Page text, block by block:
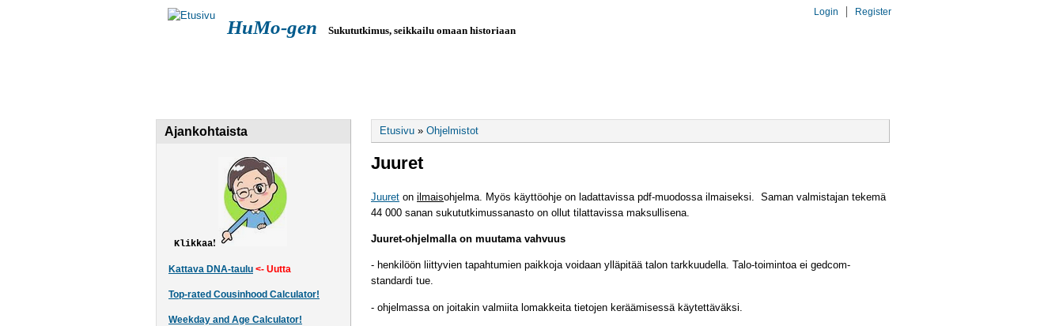
HuMo-gen Sukututkimus, seikkailu omaan historiaan
Login Register
Ajankohtaista
Klikkaa!
Kattava DNA-taulu <- Uutta
Top-rated Cousinhood Calculator!
Weekday and Age Calculator!
Olet täällä
Etusivu » Ohjelmistot
Juuret
Juuret on ilmaisohjelma. Myös käyttöohje on ladattavissa pdf-muodossa ilmaiseksi. Saman valmistajan tekemä
44 000 sanan sukututkimussanasto on ollut tilattavissa maksullisena.
Juuret-ohjelmalla on muutama vahvuus
- henkilöön liittyvien tapahtumien paikkoja voidaan ylläpitää talon tarkkuudella. Talo-toimintoa ei gedcom-
standardi tue.
- ohjelmassa on joitakin valmiita lomakkeita tietojen keräämisessä käytettäväksi.